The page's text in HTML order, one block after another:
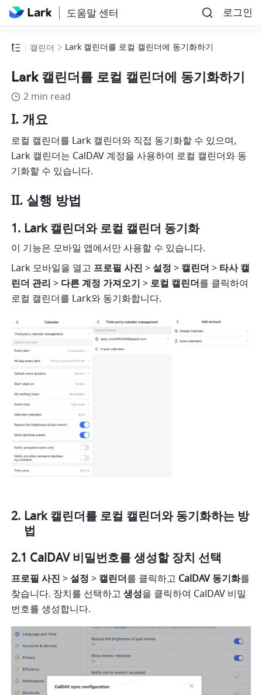
도움말 센터 로그인
캘린더 Lark 캘린더를 로컬 캘린더에 동기화하기
Lark 캘린더를 로컬 캘린더에 동기화하기
2 min read
I. 개요
로컬 캘린더를 Lark 캘린더와 직접 동기화할 수 있으며,
Lark 캘린더는 CalDAV 계정을 사용하여 로컬 캘린더와 동
기화할 수 있습니다.
II. 실행 방법
Lark 캘린더와 로컬 캘린더 동기화
이 기능은 모바일 앱에서만 사용할 수 있습니다.
Lark 모바일을 열고 프로필 사진 > 설정 > 캘린더 > 타사 캘
린더 관리 > 다른 계정 가져오기 > 로컬 캘린더를 클릭하여
로컬 캘린더를 Lark와 동기화합니다.
Lark 캘린더를 로컬 캘린더와 동기화하는 방
법
2.1 CalDAV 비밀번호를 생성할 장치 선택
프로필 사진 > 설정 > 캘린더를 클릭하고 CalDAV 동기화를
찾습니다. 장치를 선택하고 생성을 클릭하여 CalDAV 비밀
번호를 생성합니다.